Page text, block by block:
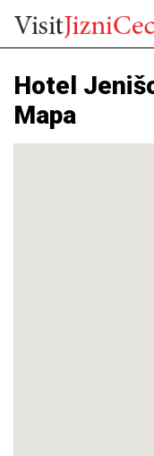
Hotel
Mapa